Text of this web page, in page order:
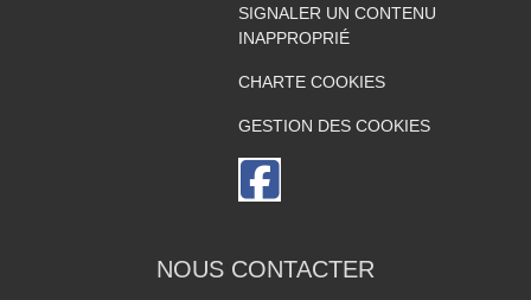
SIGNALER UN CONTENU
INAPPROPRIÉ
CHARTE COOKIES
GESTION DES COOKIES
NOUS CONTACTER